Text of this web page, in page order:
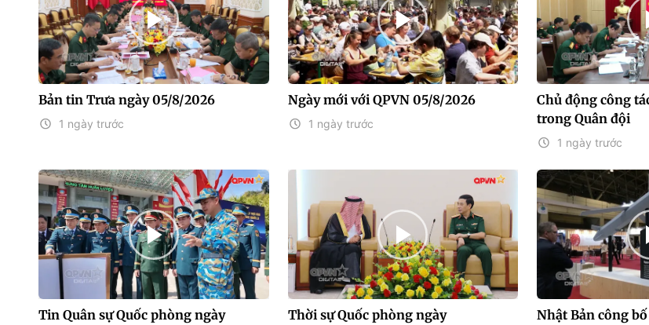
Bản tin Trưa ngày 05/8/2026
1 ngày trước
Ngày mới với QPVN 05/8/2026
1 ngày trước
Chủ động công
trong Quân đội
1 ngày trước
Tin Quân sự Quốc phòng ngày
Thời sự Quốc phòng ngày
Nhật Bản công